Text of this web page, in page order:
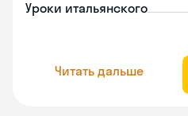
Уроки итальянского
Читать дальше